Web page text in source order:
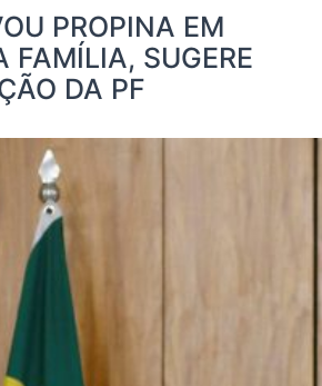
PROPINA EM
FAMÍLIA, SUGERE
DA PF